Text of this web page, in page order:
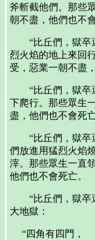
斧斬截他們。那些
朝不盡，他們也不
“比丘們，獄卒
烈火焰的地上來回
受，惡業一朝不盡
“比丘們，獄卒
下爬行。那些眾生
盡，他們也不會死亡
“比丘們，獄卒
們放進用猛烈火焰
滓。那些眾生一直
他們也不會死亡。
“比丘們，獄卒
大地獄：
“四角有四門，